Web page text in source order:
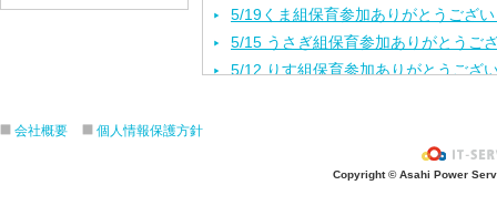
5/19くま組保育参加ありがとうござ
5/15 うさぎ組保育参加ありがとうご
5/12 りす組保育参加ありがとうござ
入園進級おめでとうございます！
３月の誕生会をしました。
会社概要 個人情報保護方針
Copyright © Asahi Power